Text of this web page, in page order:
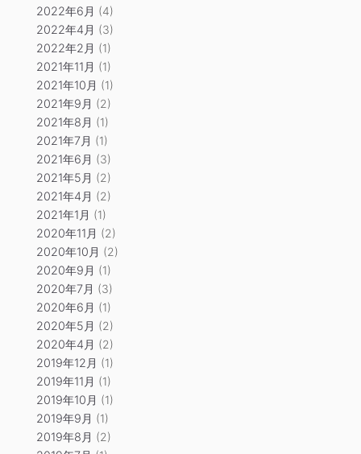
2022年6月 (4)
2022年4月 (3)
2022年2月 (1)
2021年11月 (1)
2021年10月 (1)
2021年9月 (2)
2021年8月 (1)
2021年7月 (1)
2021年6月 (3)
2021年5月 (2)
2021年4月 (2)
2021年1月 (1)
2020年11月 (2)
2020年10月 (2)
2020年9月 (1)
2020年7月 (3)
2020年6月 (1)
2020年5月 (2)
2020年4月 (2)
2019年12月 (1)
2019年11月 (1)
2019年10月 (1)
2019年9月 (1)
2019年8月 (2)